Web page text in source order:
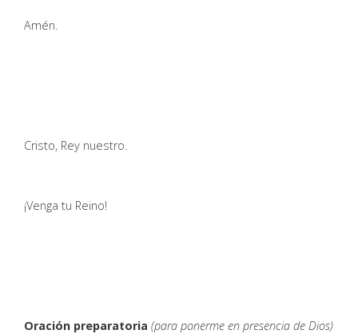
Amén.
Cristo, Rey nuestro.
¡Venga tu Reino!
Oración preparatoria (para ponerme en presencia de Dios)